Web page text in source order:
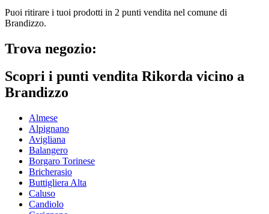
Puoi ritirare i tuoi prodotti in 2 punti vendita nel comune di
Brandizzo.
Trova negozio:
Scopri i punti vendita Rikorda vicino a
Brandizzo
Almese
Alpignano
Avigliana
Balangero
Borgaro Torinese
Bricherasio
Buttigliera Alta
Caluso
Candiolo